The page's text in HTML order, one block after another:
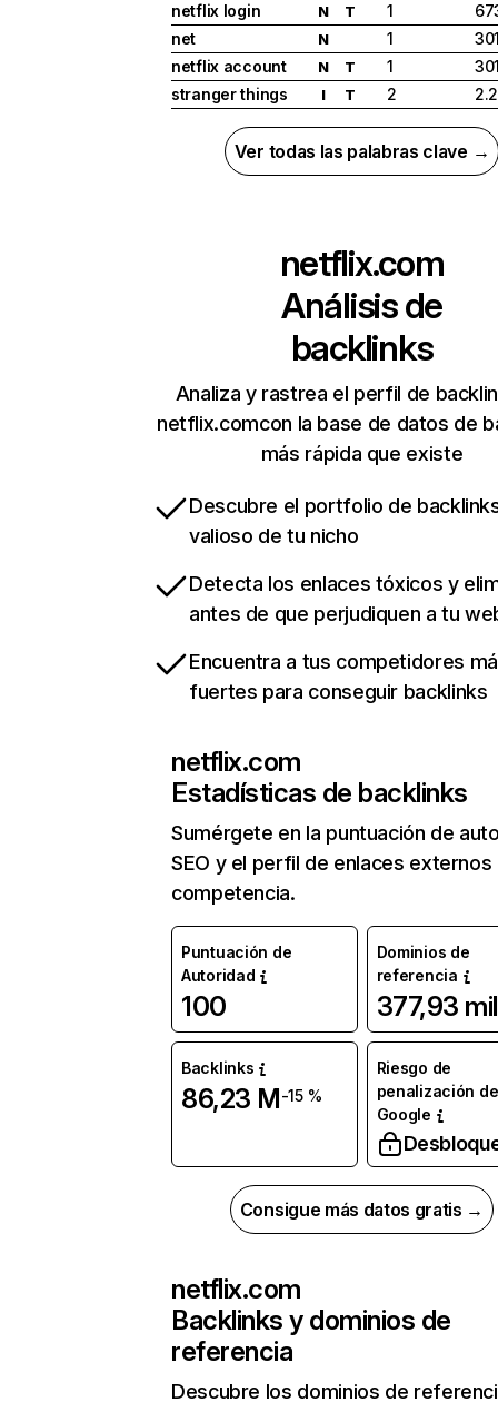
netflix login
N T 1
net
N 1
netflix account
N T 1
stranger things
I T 2
Ver todas las palabras clave →
netflix.com
Análisis de
backlinks
Analiza y rastrea el perfil de
netflix.comcon la base de datos de
más rápida que existe
Descubre el portfolio de
valioso de tu nicho
Detecta los enlaces tóxicos y
antes de que perjudiquen a tu
Encuentra a tus competidores
fuertes para conseguir backlinks
netflix.com
Estadísticas de backlinks
Sumérgete en la puntuación de
SEO y el perfil de enlaces externos
competencia.
Puntuación de
Autoridad
100
Dominios de
referencia
377,93 mil
Backlinks
86,23 M-15 %
Riesgo de
penalización de
Google
Consigue más datos gratis →
netflix.com
Backlinks y dominios de
referencia
Descubre los dominios de